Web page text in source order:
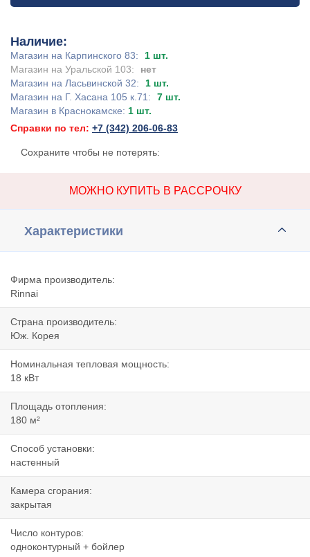
Наличие:
Магазин на Карпинского 83:
1 шт.
Магазин на Уральской 103:
нет
Магазин на Ласьвинской 32:
1 шт.
Магазин на Г. Хасана 105 к.71:
7 шт.
Магазин в Краснокамске: 1 шт.
Справки по тел: +7 (342) 206-06-83
Сохраните чтобы не потерять:
МОЖНО КУПИТЬ В РАССРОЧКУ
Характеристики
Фирма производитель:
Rinnai
Страна производитель:
Юж. Корея
Номинальная тепловая мощность:
18 кВт
Площадь отопления:
180 м²
Способ установки:
настенный
Камера сгорания:
закрытая
Число контуров:
одноконтурный + бойлер